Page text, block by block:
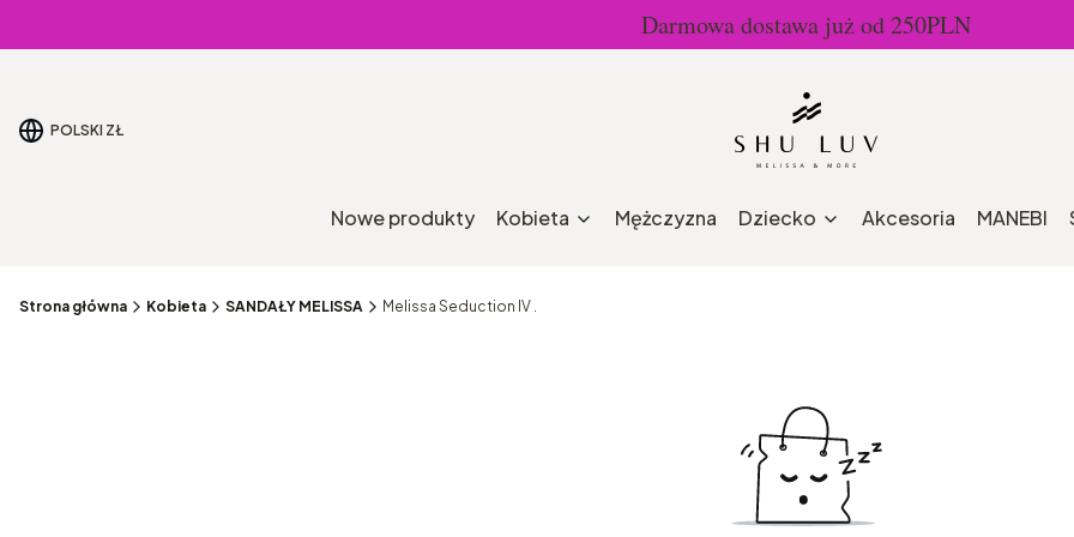
Darmowa dostawa już od 250PLN
POLSKI ZŁ
Nowe produkty Kobieta Mężczyzna Dziecko Akcesoria MANEBI
Strona główna Kobieta SANDAŁY MELISSA Melissa Seduction IV .